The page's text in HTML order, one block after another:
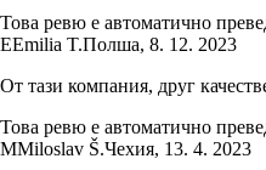
Това ревю е автоматично
EEmilia T.Полша, 8. 12. 2023
От тази компания, друг
Това ревю е автоматично
MMiloslav Š.Чехия, 13. 4. 2023